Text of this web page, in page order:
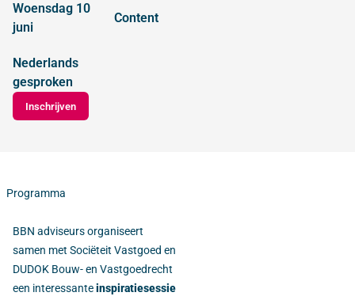
woensdag 10
juni
content
Nederlands
gesproken
Inschrijven
Programma
BBN adviseurs organiseert
samen met Sociëteit Vastgoed en
DUDOK Bouw- en Vastgoedrecht
een interessanteinspiratiesessie